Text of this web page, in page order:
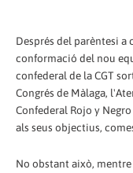
Després del parèntesi a
conformació del nou
confederal de la CGT
Congrés de Màlaga,
Confederal Rojo y
als seus objectius,
No obstant això,